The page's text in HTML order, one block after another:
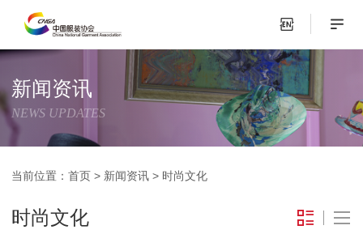
新闻资讯
NEWS UPDATES
当前位置：首页 > 新闻资讯 > 时尚文化
时尚文化